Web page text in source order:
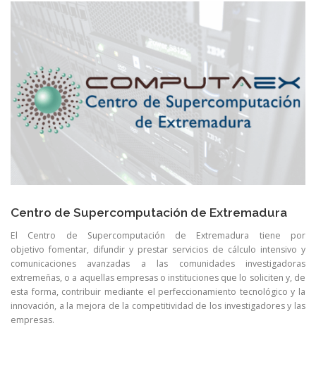
Centro de Supercomputación de Extremadura
El Centro de Supercomputación de Extremadura tiene por
objetivo fomentar, difundir y prestar servicios de cálculo intensivo y
comunicaciones avanzadas a las comunidades investigadoras
extremeñas, o a aquellas empresas o instituciones que lo soliciten y, de
esta forma, contribuir mediante el perfeccionamiento tecnológico y la
innovación, a la mejora de la competitividad de los investigadores y las
empresas.